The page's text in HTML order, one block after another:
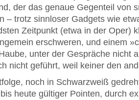
der das genaue Gegenteil von
– trotz sinnloser Gadgets wie
Zeitpunkt (etwa in der Oper)
erschweren, und einem
unter der Gespräche nicht
nicht geführt, weil ­keiner den
noch in Schwarzweiß
heute gültiger Pointen, durch